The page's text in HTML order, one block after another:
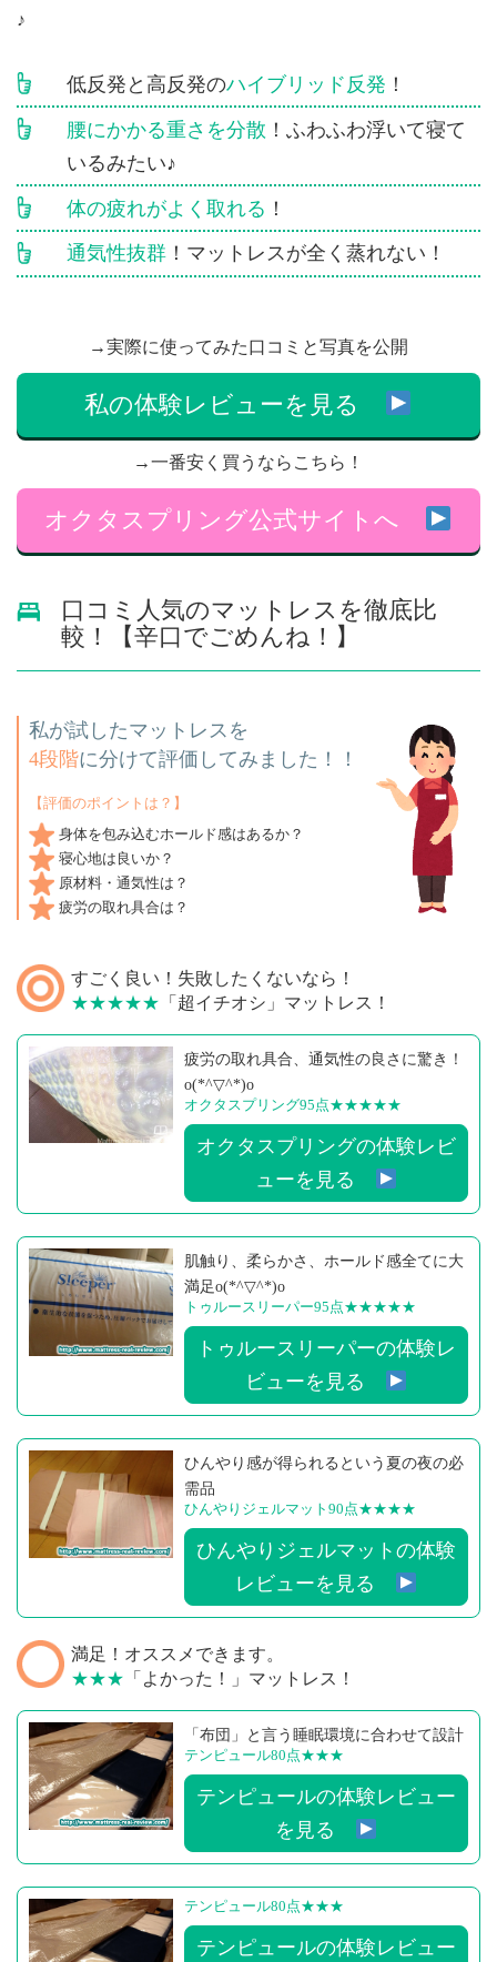
♪
低反発と高反発のハイブリッド反発 ！
腰にかかる重さを分散 ！ふわふわ浮いて寝て
いるみたい♪
体の疲れがよく取れる ！
通気性抜群！マットレスが全く蒸れない！
→実際に使ってみた口コミと写真を公開
私の体験レビューを見る
→一番安く買うならこちら！
オクタスプリング公式サイトへ
口コミ人気のマットレスを徹底比
較！【辛口でごめんね！】
私が試したマットレスを
4段階に分けて評価してみました！！
【評価のポイントは？】
身体を包み込むホールド感はあるか？
寝心地は良いか？
原材料・通気性は？
疲労の取れ具合は？
すごく良い！失敗したくないなら！
★★★★★ 「超イチオシ」マットレス！
疲労の取れ具合、通気性の良さに驚き！
o(*^▽^*)o
オクタスプリング95点★★★★★
オクタスプリングの体験レビ
ューを見る
肌触り、柔らかさ、ホールド感全てに大
満足o(*^▽^*)o
トゥルースリーパー95点★★★★★
トゥルースリーパーの体験レ
ビューを見る
ひんやり感が得られるという夏の夜の必
需品
ひんやりジェルマット90点★★★★
ひんやりジェルマットの体験
レビューを見る
満足！オススメできます。
★★★ 「よかった！」マットレス！
「布団」と言う睡眠環境に合わせて設計
テンピュール80点★★★
テンピュールの体験レビュー
を見る
テンピュール80点★★★
テンピュールの体験レビュー